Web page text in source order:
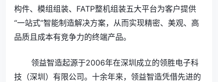
构件、模组组装、FATP整机组装五大平台为客户提供
“一站式”智能制造解决方案，从而实现精密、美观、高
品质且成本有竞争力的终端产品。
领益智造起源于2006年在深圳成立的领胜电子科
技（深圳）有限公司。十余年来，领益智造凭借先进的